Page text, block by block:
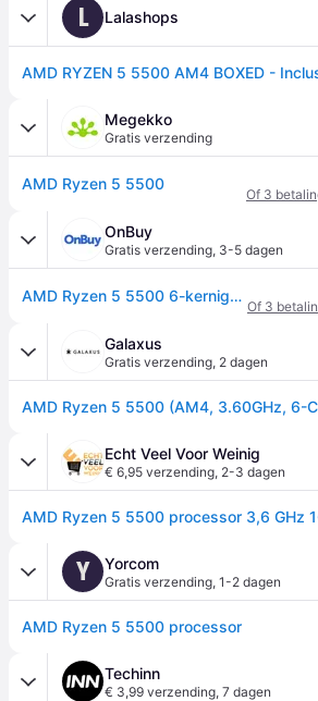
L Lalashops
Megekko
Gratis verzending
AMD Ryzen 5 5500
Of 3
OnBuy
Gratis verzending, 3-5 dagen
AMD Ryzen 5 5500 6-kernige processor
Of 3
Galaxus
Gratis verzending, 2 dagen
Echt Veel Voor Weinig
€ 6,95 verzending, 2-3 dagen
Y Yorcom
Gratis verzending, 1-2 dagen
AMD Ryzen 5 5500 processor
Techinn
€ 3,99 verzending, 7 dagen